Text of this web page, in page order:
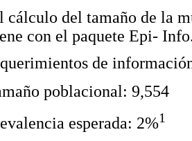
cálculo del tamaño de la
con el paquete Epi-
de
poblacional: 9,554
esperada: 2%1